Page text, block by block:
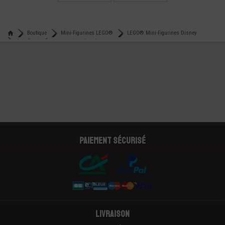
Boutique
Mini-Figurines LEGO®
LEGO® Mini-Figurines Disney
Lego® mini-figurine mickey chevalier
Paiement sécurisé
Livraison